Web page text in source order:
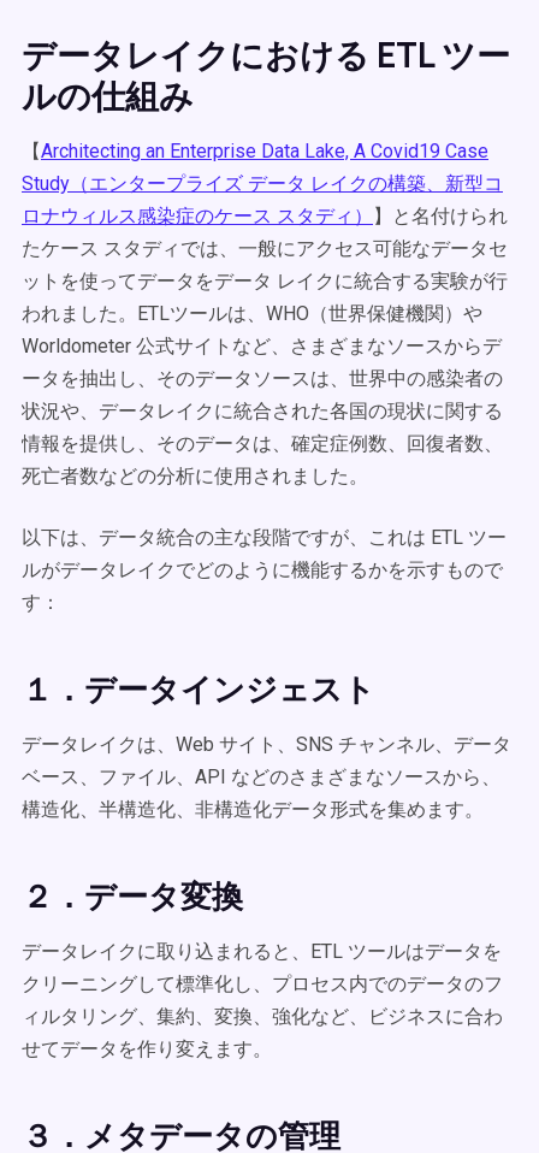
データレイクにおける ETL ツー
ルの仕組み
【Architecting an Enterprise Data Lake, A Covid19 Case
Study（エンタープライズ データ レイクの構築、新型コ
ロナウィルス感染症のケース スタディ）
】と名付けられ
たケース スタディでは、一般にアクセス可能なデータセ
ットを使ってデータをデータ レイクに統合する実験が行
われました。ETLツールは、WHO（世界保健機関）や
Worldometer 公式サイトなど、さまざまなソースからデ
ータを抽出し、そのデータソースは、世界中の感染者の
状況や、データレイクに統合された各国の現状に関する
情報を提供し、そのデータは、確定症例数、回復者数、
死亡者数などの分析に使用されました。
以下は、データ統合の主な段階ですが、これは ETL ツー
ルがデータレイクでどのように機能するかを示すもので
す：
１．データインジェスト
データレイクは、Web サイト、SNS チャンネル、データ
ベース、ファイル、API などのさまざまなソースから、
構造化、半構造化、非構造化データ形式を集めます。
２．データ変換
データレイクに取り込まれると、ETL ツールはデータを
クリーニングして標準化し、プロセス内でのデータのフ
ィルタリング、集約、変換、強化など、ビジネスに合わ
せてデータを作り変えます。
３．メタデータの管理